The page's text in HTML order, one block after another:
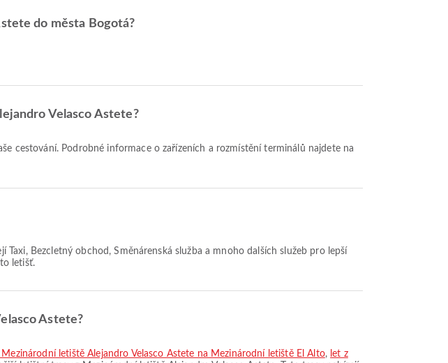
do města Bogotá?
Velasco Astete?
cestování. Podrobné informace o zařízeních a rozmístění terminálů najdete na
Bezcletný obchod, Směnárenská služba a mnoho dalších služeb pro lepší
letišť.
Astete?
Mezinárodní letiště Alejandro Velasco Astete na Mezinárodní letiště El Alto, let z